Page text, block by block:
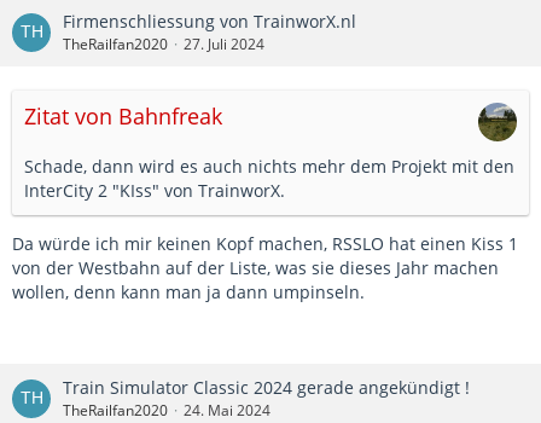
Firmenschliessung von TrainworX.nl
TheRailfan2020 27. Juli 2024
Zitat von Bahnfreak
Schade, dann wird es auch nichts mehr dem Projekt mit den
InterCity 2 "KIss" von TrainworX.
Da würde ich mir keinen Kopf machen, RSSLO hat einen Kiss 1
von der Westbahn auf der Liste, was sie dieses Jahr machen
wollen, denn kann man ja dann umpinseln.
Train Simulator Classic 2024 gerade angekündigt !
TheRailfan2020 24. Mai 2024